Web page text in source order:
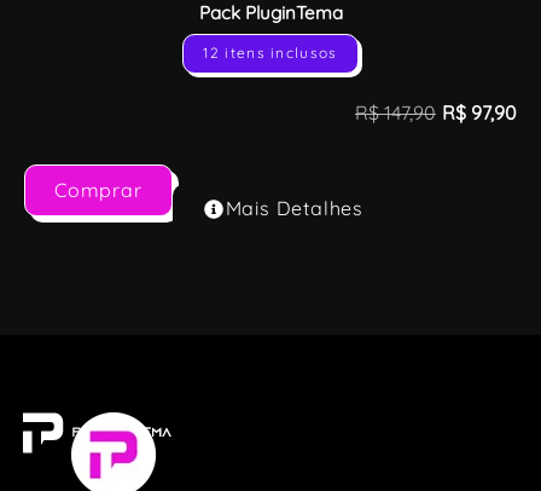
Pack PluginTema
12 itens inclusos
R$147,90 R$ 97,90
Comprar
Mais Detalhes